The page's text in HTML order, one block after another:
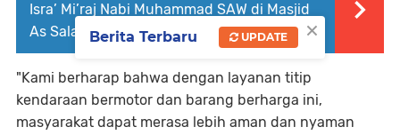
Isra’ Mi’raj Nabi Muhammad SAW di Masjid
As Salam Cangkring Berlangsung Khidmat
"Kami berharap bahwa dengan layanan titip
kendaraan bermotor dan barang berharga ini,
masyarakat dapat merasa lebih aman dan nyaman
×
Berita Terbaru UPDATE